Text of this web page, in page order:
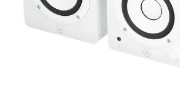
Procesoare si efecte
Shockmount
Stabilizatoare de tensiune UPS si